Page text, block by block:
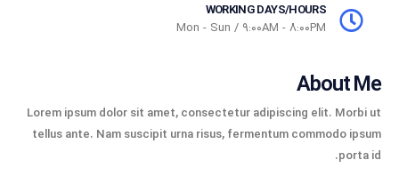
WORKING DAYS/HOURS
Mon - Sun / 9:00AM - 8:00PM
About Me
Lorem ipsum dolor sit amet, consectetur adipiscing elit. Morbi ut
tellus ante. Nam suscipit urna risus, fermentum commodo ipsum
porta id.